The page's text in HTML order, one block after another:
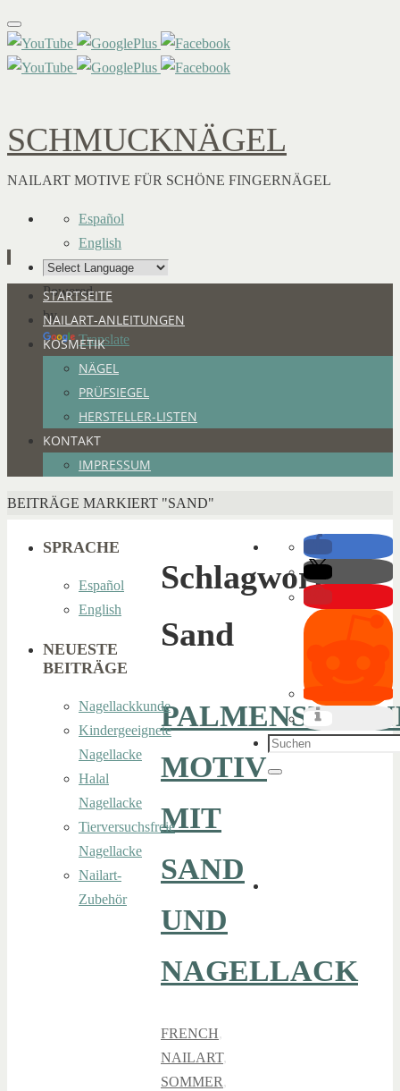
SCHMUCKNÄGEL
NAILART MOTIVE FÜR SCHÖNE FINGERNÄGEL
Español
English
Powered
by
Translate
Zum
Inhalt
springen
STARTSEITE
NAILART-ANLEITUNGEN
KOSMETIK
NÄGEL
PRÜFSIEGEL
HERSTELLER-LISTEN
KONTAKT
IMPRESSUM
HOME
BEITRÄGE MARKIERT "SAND"
Schlagwort:
Sand
MOTIV
MIT
SAND
UND
NAGELLACK
FRENCH,
NAILART,
SOMMER,
SPRACHE
Español
English
NEUESTE
BEITRÄGE
Nagellackkunde
Kindergeeignete
Nagellacke
Halal
Nagellacke
Tierversuchsfreie
Nagellacke
Nailart-
Zubehör
Suchen
nach:
Suchen